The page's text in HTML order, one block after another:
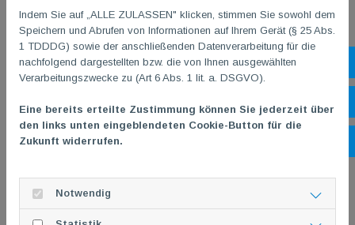
Datenschutz
Hallenschließungen & Trainingsausfälle
Kontakt & Anfahrt
Newsletter
Stellenangebote
Indem Sie auf „ALLE ZULASSEN" klicken, stimmen Sie sowohl dem
Speichern und Abrufen von Informationen auf Ihrem Gerät (§ 25 Abs.
1 TDDDG) sowie der anschließenden Datenverarbeitung für die
nachfolgend dargestellten bzw. die von Ihnen ausgewählten
Verarbeitungszwecke zu (Art 6 Abs. 1 lit. a. DSGVO).
Eine bereits erteilte Zustimmung können Sie jederzeit über
den links unten eingeblendeten Cookie-Button für die
Zukunft widerrufen.
Notwendig